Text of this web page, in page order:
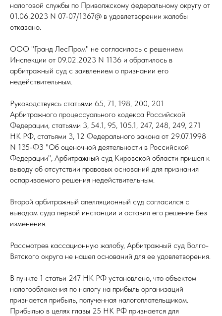
налоговой службы по Приволжскому федеральному округу от
01.06.2023 N 07-07/1367@ в удовлетворении жалобы
отказано.
ООО "Гранд ЛесПром" не согласилось с решением
Инспекции от 09.02.2023 N 1136 и обратилось в
арбитражный суд с заявлением о признании его
недействительным.
Руководствуясь статьями 65, 71, 198, 200, 201
Арбитражного процессуального кодекса Российской
Федерации, статьями 3, 54.1, 95, 105.1, 247, 248, 249, 271
НК РФ, статьями 3, 12 Федерального закона от 29.07.1998
N 135-ФЗ "Об оценочной деятельности в Российской
Федерации", Арбитражный суд Кировской области пришел к
выводу об отсутствии правовых оснований для признания
оспариваемого решения недействительным.
Второй арбитражный апелляционный суд согласился с
выводом суда первой инстанции и оставил его решение без
изменения.
Рассмотрев кассационную жалобу, Арбитражный суд Волго-
Вятского округа не нашел оснований для ее удовлетворения.
В пункте 1 статьи 247 НК РФ установлено, что объектом
налогообложения по налогу на прибыль организаций
признается прибыль, полученная налогоплательщиком.
Прибылью в целях главы 25 НК РФ признается для